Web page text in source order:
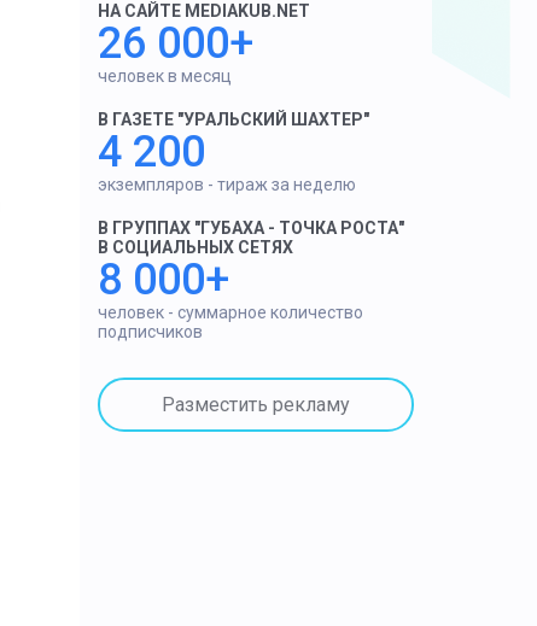
НА САЙТЕ MEDIAKUB.NET
26 000+
человек в месяц
В ГАЗЕТЕ "УРАЛЬСКИЙ ШАХТЕР"
4 200
экземпляров - тираж за неделю
В ГРУППАХ "ГУБАХА - ТОЧКА РОСТА"
В СОЦИАЛЬНЫХ СЕТЯХ
8 000+
человек - суммарное количество
подписчиков
Разместить рекламу